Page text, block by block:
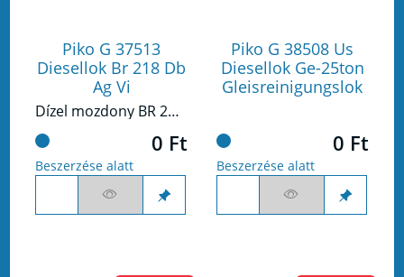
Piko G 37513
Diesellok Br 218 Db
Ag Vi
Dízel mozdony BR 218 DB VI
0 Ft
Beszerzése alatt
Piko G 38508 Us
Diesellok Ge-25ton
Gleisreinigungslok
0 Ft
Beszerzése alatt